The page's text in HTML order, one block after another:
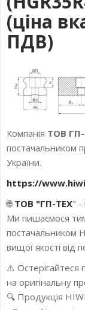
(ціна
ПДВ)
Компанія ТОВ
постачальником
України.
https://
🌐ТОВ "ГП-ТЕХ" -
Ми пишаємося
постачальником
вищої якості від
⚠️ Остерігайтеся
на оригінальну
🔍 Продукція